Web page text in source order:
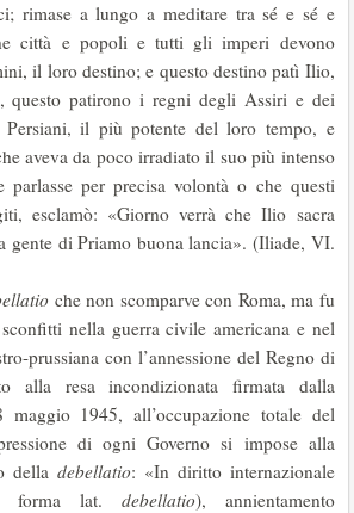
rimase a lungo a meditare tra sé e sé e
città e popoli e tutti gli imperi devono
il loro destino; e questo destino patì Ilio,
questo patirono i regni degli Assiri e dei
il più potente del loro tempo, e
aveva da poco irradiato il suo più intenso
per precisa volontà o che questi
esclamò: «Giorno verrà che Ilio sacra
gente di Priamo buona lancia». (Iliade, VI.
che non scomparve con Roma, ma fu
nella guerra civile americana e nel
prussiana con l’annessione del Regno di
alla resa incondizionata firmata dalla
1945, all’occupazione totale del
di ogni Governo si impose alla
della debellatio: «In diritto internazionale
forma lat. debellatio), annientamento